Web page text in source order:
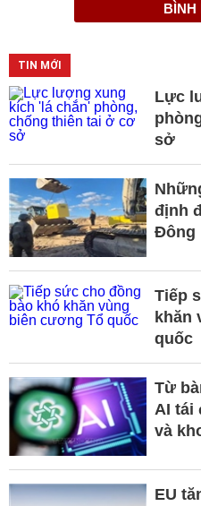
BÌNH
TIN MỚI
Lực
sở
định
Đông
Tiếp
khăn
quốc
Từ
AI tái
và
EU